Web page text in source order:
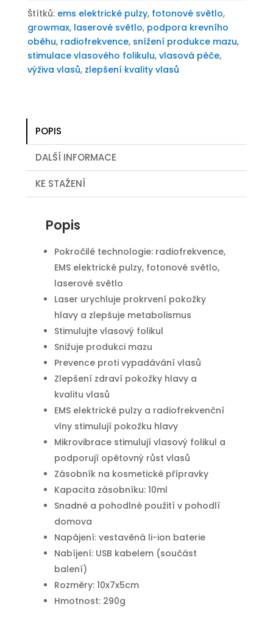
Štítků: ems elektrické pulzy, fotonové světlo,
growmax, laserové světlo, podpora krevního
oběhu, radiofrekvence, snížení produkce mazu,
stimulace vlasového folikulu, vlasová péče,
výživa vlasů, zlepšení kvality vlasů
POPIS
DALŠÍ INFORMACE
KE STAŽENÍ
Popis
Pokročilé technologie: radiofrekvence,
EMS elektrické pulzy, fotonové světlo,
laserové světlo
Laser urychluje prokrvení pokožky
hlavy a zlepšuje metabolismus
Stimulujte vlasový folikul
Snižuje produkci mazu
Prevence proti vypadávání vlasů
Zlepšení zdraví pokožky hlavy a
kvalitu vlasů
EMS elektrické pulzy a radiofrekvenční
vlny stimulují pokožku hlavy
Mikrovibrace stimulují vlasový folikul a
podporují opětovný růst vlasů
Zásobník na kosmetické přípravky
Kapacita zásobníku: 10ml
Snadné a pohodlné použití v pohodlí
domova
Napájení: vestavěná li-ion baterie
Nabíjení: USB kabelem (součást
balení)
Rozměry: 10x7x5cm
Hmotnost: 290g